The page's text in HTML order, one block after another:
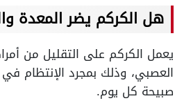
هل الكركم يضر المعدة
يعمل الكركم على التقليل من
العصبي، وذلك بمجرد الإنتظام
صبيحة كل يوم.